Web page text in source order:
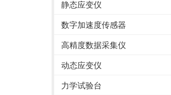
静态应变仪
数字加速度传感器
高精度数据采集仪
动态应变仪
力学试验台